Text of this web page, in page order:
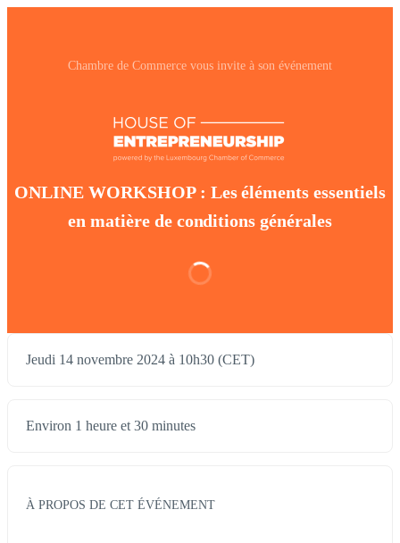
Chambre de Commerce vous invite à son événement
ONLINE WORKSHOP : Les éléments essentiels
en matière de conditions générales
Jeudi 14 novembre 2024 à 10h30 (CET)
Environ 1 heure et 30 minutes
À PROPOS DE CET ÉVÉNEMENT